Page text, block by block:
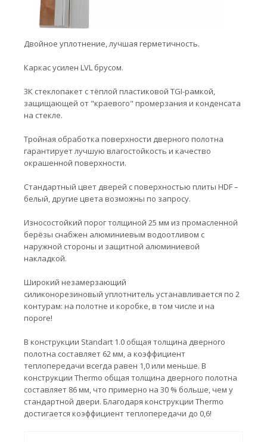
Двойное уплотнение, лучшая герметичность.
Каркас усилен LVL брусом.
3К стеклопакет с тёплой пластиковой TGI-рамкой,
защищающей от "краевого" промерзания и конденсата
на стекле.
Тройная обработка поверхности дверного полотна
гарантирует лучшую влагостойкость и качество
окрашенной поверхности.
Стандартный цвет дверей с поверхностью плиты HDF –
белый, другие цвета возможны по запросу.
Износостойкий порог толщиной 25 мм из промасленной
берёзы снабжен алюминиевым водоотливом с
наружной стороны и защитной алюминиевой
накладкой.
Широкий незамерзающий
силиконорезиновый уплотнитель устанавливается по 2
контурам: на полотне и коробке, в том числе и на
пороге!
В конструкции Standart 1.0 общая толщина дверного
полотна составляет 62 мм, а коэффициент
теплопередачи всегда равен 1,0 или меньше. В
конструкции Thermo общая толщина дверного полотна
составляет 86 мм, что примерно на 30 % больше, чем у
стандартной двери. Благодаря конструкции Thermo
достигается коэффициент теплопередачи до 0,6!